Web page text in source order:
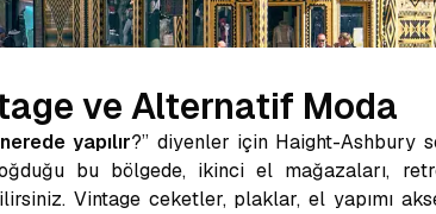
ve Alternatif Moda
yapılır?” diyenler için Haight-Ashbury
bu bölgede, ikinci el mağazaları,
Vintage ceketler, plaklar, el yapımı